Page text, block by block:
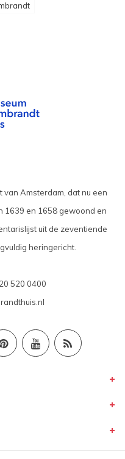
van Amsterdam, dat nu een
1639 en 1658 gewoond en
uit de zeventiende
heringericht.
520 0400